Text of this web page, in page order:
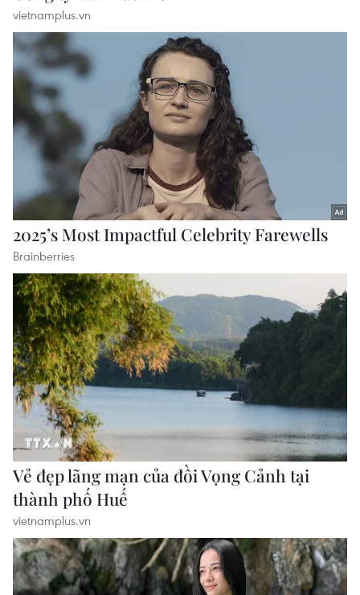
vietnamplus.vn
ASEAN Cup 2026 ngày 8/8: Xác định đối thủ
của đội tuyển Việt Nam ở bán kết
vietnamplus.vn
Giải quyết khó khăn, vướng mắc trong lĩnh
vực thuế và hải quan